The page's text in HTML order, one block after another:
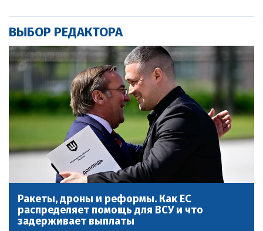
ВЫБОР РЕДАКТОРА
Ракеты, дроны и реформы. Как ЕС
распределяет помощь для ВСУ и что
задерживает выплаты